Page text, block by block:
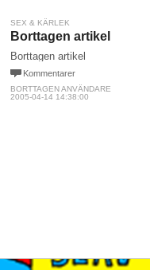
SEX & KÄRLEK
Borttagen artikel
Borttagen artikel
Kommentarer
BORTTAGEN ANVÄNDARE
2005-04-14 14:38:00